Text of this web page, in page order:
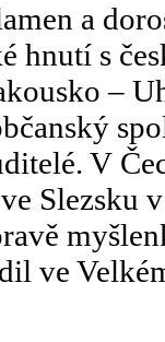
a
hnutí s
–
V
Slezsku
ve